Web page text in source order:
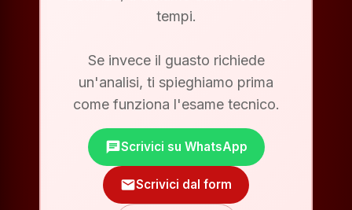
tempi.
Se invece il guasto richiede
un'analisi, ti spieghiamo prima
come funziona l'esame tecnico.
chatScrivici su WhatsApp
mailScrivici dal form